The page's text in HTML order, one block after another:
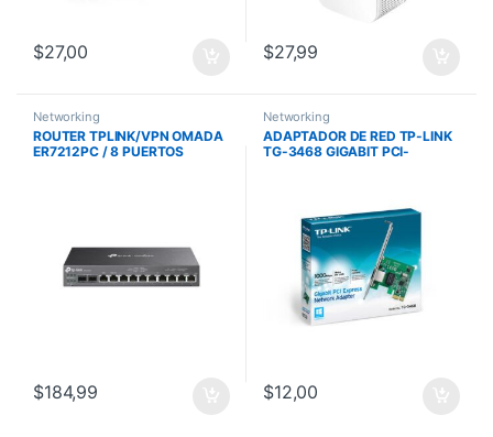
$27,00 $27,99
Networking
ROUTER TPLINK/VPN OMADA
ER7212PC / 8 PUERTOS
$184,99
Networking
ADAPTADOR DE RED TP-LINK
TG-3468 GIGABIT PCI-
$12,00